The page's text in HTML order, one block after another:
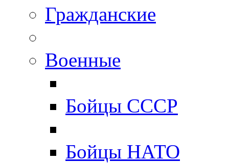
Гражданские
Военные
Бойцы СССР
Бойцы НАТО